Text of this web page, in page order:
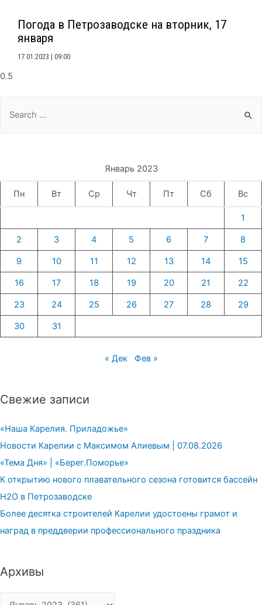
Погода в Петрозаводске на вторник, 17
января
17.01.2023 09:00
for:
Январь 2023
Пн Вт Ср Чт Пт Сб Вс
1
2 3 4 5 6 7 8
9 10 11 12 13 14 15
16 17 18 19 20 21 22
23 24 25 26 27 28 29
30 31
« Дек Фев »
Свежие записи
«Наша Карелия. Приладожье»
Новости Карелии с Максимом Алиевым | 07.08.2026
«Тема Дня» | «Берег.Поморье»
К открытию нового плавательного сезона готовится бассейн
H2О в Петрозаводске
Более десятка строителей Карелии удостоены грамот и
наград в преддверии профессионального праздника
Архивы
Архивы